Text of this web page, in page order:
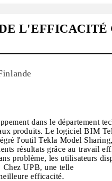
L'EFFICACITÉ
dans le département
produits. Le logiciel BIM
l'outil Tekla Model
résultats grâce au travail
problème, les utilisateurs
Chez UPB, une telle
efficacité.